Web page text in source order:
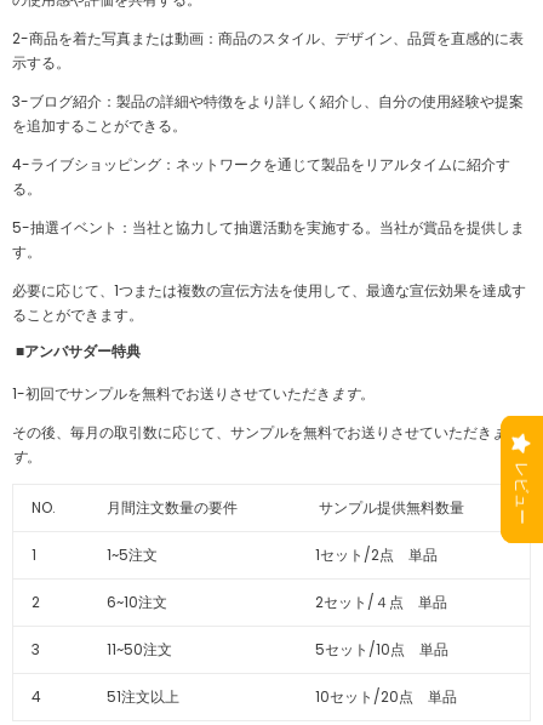
2-商品を着た写真または動画：商品のスタイル、デザイン、品質を直感的に表
示する。
3-ブログ紹介：製品の詳細や特徴をより詳しく紹介し、自分の使用経験や提案
を追加することができる。
4-ライブショッピング：ネットワークを通じて製品をリアルタイムに紹介す
る。
5-抽選イベント：当社と協力して抽選活動を実施する。 当社が賞品を提供しま
す。
必要に応じて、1つまたは複数の宣伝方法を使用して、最適な宣伝効果を達成す
ることができます。
■アンバサダー特典
1-初回でサンプルを無料でお送りさせていただき ます。
その後、毎月の取引数に応じて、 サンプルを無料でお送りさせていただき ま
す。
NO. 月間注文数量の要件 サンプル提供無料数量
1 1~5注文 1セット/2点 単品
2 6~10注文 2セット/４点 単品
3 11~50注文 5セット/10点 単品
4 51注文以上 10セット/20点 単品